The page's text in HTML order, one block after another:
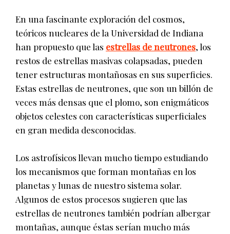
En una fascinante exploración del cosmos,
teóricos nucleares de la Universidad de Indiana
han propuesto que las estrellas de neutrones, los
restos de estrellas masivas colapsadas, pueden
tener estructuras montañosas en sus superficies.
Estas estrellas de neutrones, que son un billón de
veces más densas que el plomo, son enigmáticos
objetos celestes con características superficiales
en gran medida desconocidas.
Los astrofísicos llevan mucho tiempo estudiando
los mecanismos que forman montañas en los
planetas y lunas de nuestro sistema solar.
Algunos de estos procesos sugieren que las
estrellas de neutrones también podrían albergar
montañas, aunque éstas serían mucho más